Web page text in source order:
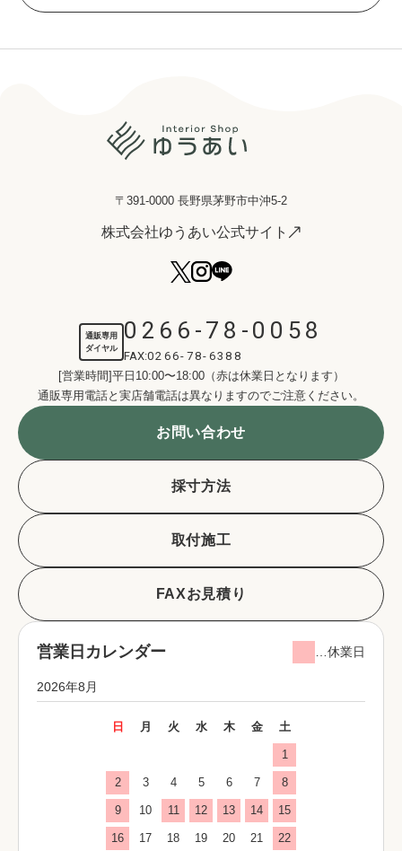
〒391-0000 長野県茅野市中沖5-2
株式会社ゆうあい公式サイト
通販専用
ダイヤル
0266-78-0058
FAX:0266-78-6388
[営業時間]平日10:00〜18:00（赤は休業日となります）
通販専用電話と実店舗電話は異なりますのでご注意ください。
お問い合わせ
採寸方法
取付施工
FAXお見積り
営業日カレンダー …休業日
2026年8月
日 月 火 水 木 金 土
1
2 3 4 5 6 7 8
9 10 11 12 13 14 15
16 17 18 19 20 21 22